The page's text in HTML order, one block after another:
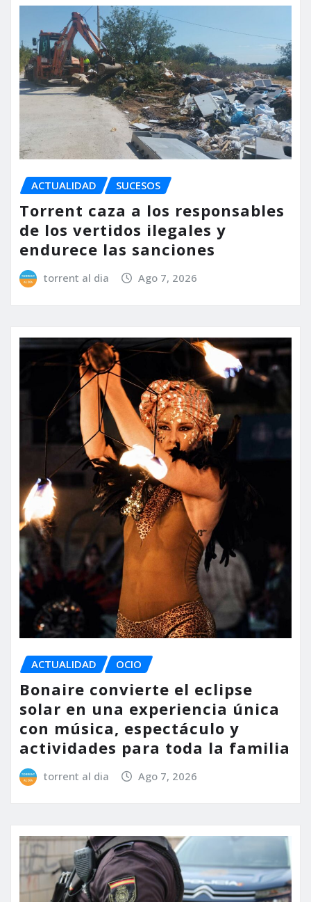
ACTUALIDAD SUCESOS
Torrent caza a los responsables
de los vertidos ilegales y
endurece las sanciones
torrent al dia Ago 7, 2026
ACTUALIDAD OCIO
Bonaire convierte el eclipse
solar en una experiencia única
con música, espectáculo y
actividades para toda la familia
torrent al dia Ago 7, 2026